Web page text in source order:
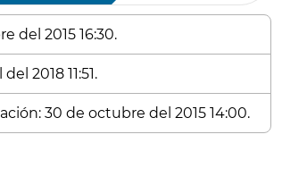
del 2015 16:30.
2018 11:51.
30 de octubre del 2015 14:00.